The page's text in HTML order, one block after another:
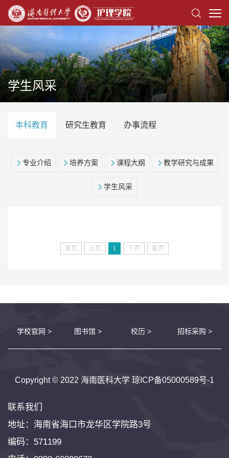
学生风采
本科教育 研究生教育 办事流程
专业介绍 培养方案 课程大纲 教学研究与成果
学生风采
首页 上页 1 下页 尾页
学校官网 > 图书馆 > 校历 > 招标采购 >
Copyright © 2022 海南医科大学 琼ICP备05000589号-1
联系我们
地址：海南省海口市龙华区学院路3号
编码：571199